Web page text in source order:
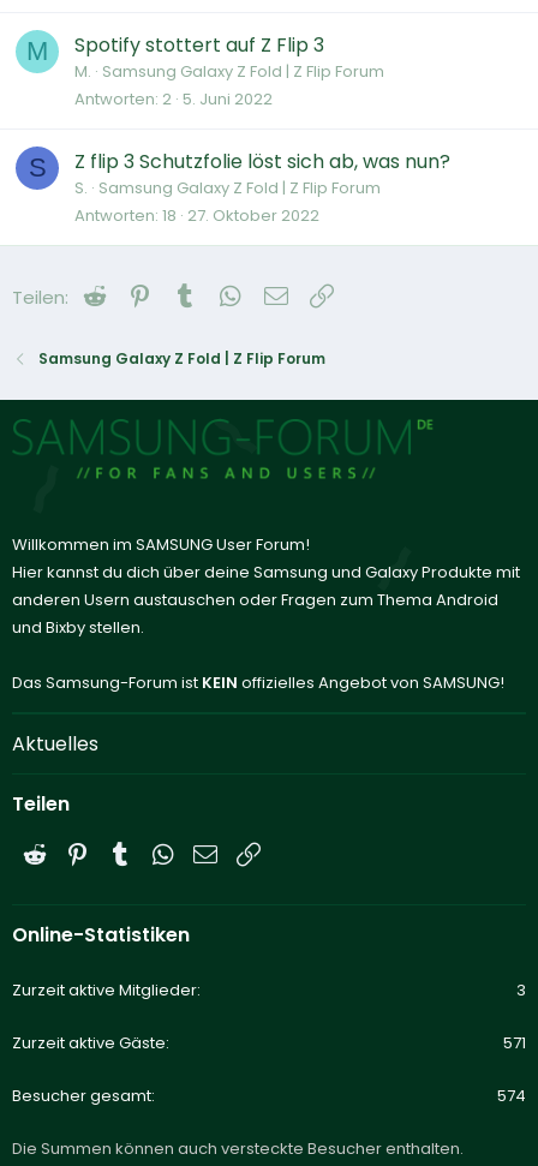
M Spotify stottert auf Z Flip 3
M. Samsung Galaxy Z Fold | Z Flip Forum
Antworten 2 5. Juni 2022
S Z flip 3 Schutzfolie löst sich ab, was nun?
S. Samsung Galaxy Z Fold | Z Flip Forum
Antworten 18 27. Oktober 2022
Teilen: Reddit Pinterest
Tumblr WhatsApp
E-Mail
Samsung Galaxy Z Fold | Z Flip Forum
Willkommen im SAMSUNG User Forum!
Hier kannst du dich über deine Samsung und Galaxy Produkte mit
anderen Usern austauschen oder Fragen zum Thema Android
und Bixby stellen.
Das Samsung-Forum ist KEIN offizielles Angebot von SAMSUNG!
Aktuelles
Teilen
Reddit PinterestTumblrWhatsApp
E-Mail
Online-Statistiken
Zurzeit aktive Mitglieder 3
Zurzeit aktive Gäste 571
Besucher gesamt 574
Die Summen können auch versteckte Besucher enthalten.